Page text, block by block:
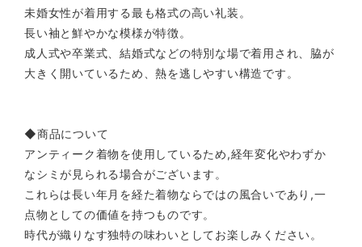
未婚女性が着用する最も格式の高い礼装。
長い袖と鮮やかな模様が特徴。
成人式や卒業式、結婚式などの特別な場で着用され、脇が
大きく開いているため、熱を逃しやすい構造です。
◆商品について
アンティーク着物を使用しているため,経年変化やわずか
なシミが見られる場合がございます。
これらは長い年月を経た着物ならではの風合いであり,一
点物としての価値を持つものです。
時代が織りなす独特の味わいとしてお楽しみください。